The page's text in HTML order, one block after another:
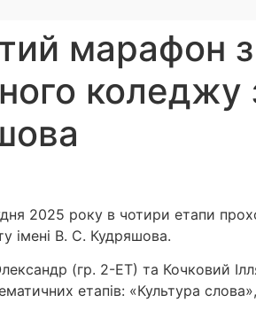
марафон з
коледжу
2025 року в чотири етапи
імені В. С. Кудряшова.
(гр. 2-ЕТ) та Кочковий
етапів: «Культура